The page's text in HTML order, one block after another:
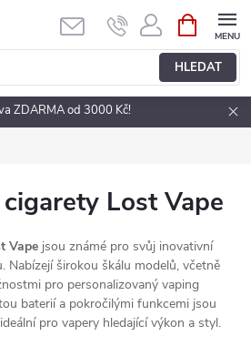
HLEDAT
NÁKUPNÍ
KOŠÍK
ZDARMA od 3000 Kč!
Lost Vape
Vape jsou známé pro svůj inovativní
Nabízejí širokou škálu modelů, včetně
pro personalizovaný vaping
baterií a pokročilými funkcemi jsou
pro vapery hledající výkon a styl.